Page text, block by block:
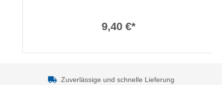
9,40 €*
Zuverlässige und schnelle Lieferung